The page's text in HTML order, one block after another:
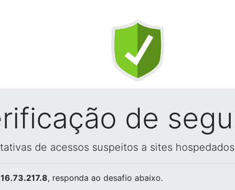
de
de acessos suspeitos a sites
, responda ao desafio abaixo.